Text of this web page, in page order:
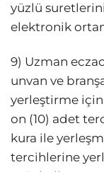
yüzlü
elektronik
9) Uzman
unvan ve
yerleştirme
on (10) adet
kura ile
tercihlerine